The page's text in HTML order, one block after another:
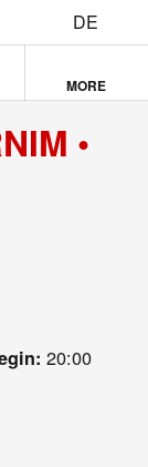
DE
MORE
•
20:00